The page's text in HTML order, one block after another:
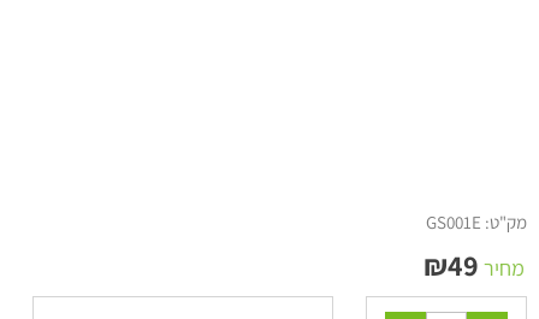
מק"ט: GS001E
מחיר ₪49